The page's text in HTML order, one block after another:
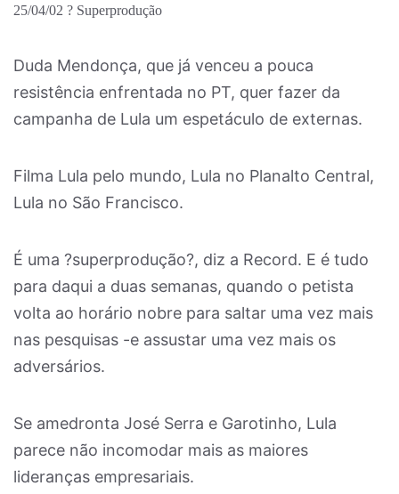
25/04/02 ? Superprodução
Duda Mendonça, que já venceu a pouca
resistência enfrentada no PT, quer fazer da
campanha de Lula um espetáculo de externas.
Filma Lula pelo mundo, Lula no Planalto Central,
Lula no São Francisco.
É uma ?superprodução?, diz a Record. E é tudo
para daqui a duas semanas, quando o petista
volta ao horário nobre para saltar uma vez mais
nas pesquisas -e assustar uma vez mais os
adversários.
Se amedronta José Serra e Garotinho, Lula
parece não incomodar mais as maiores
lideranças empresariais.